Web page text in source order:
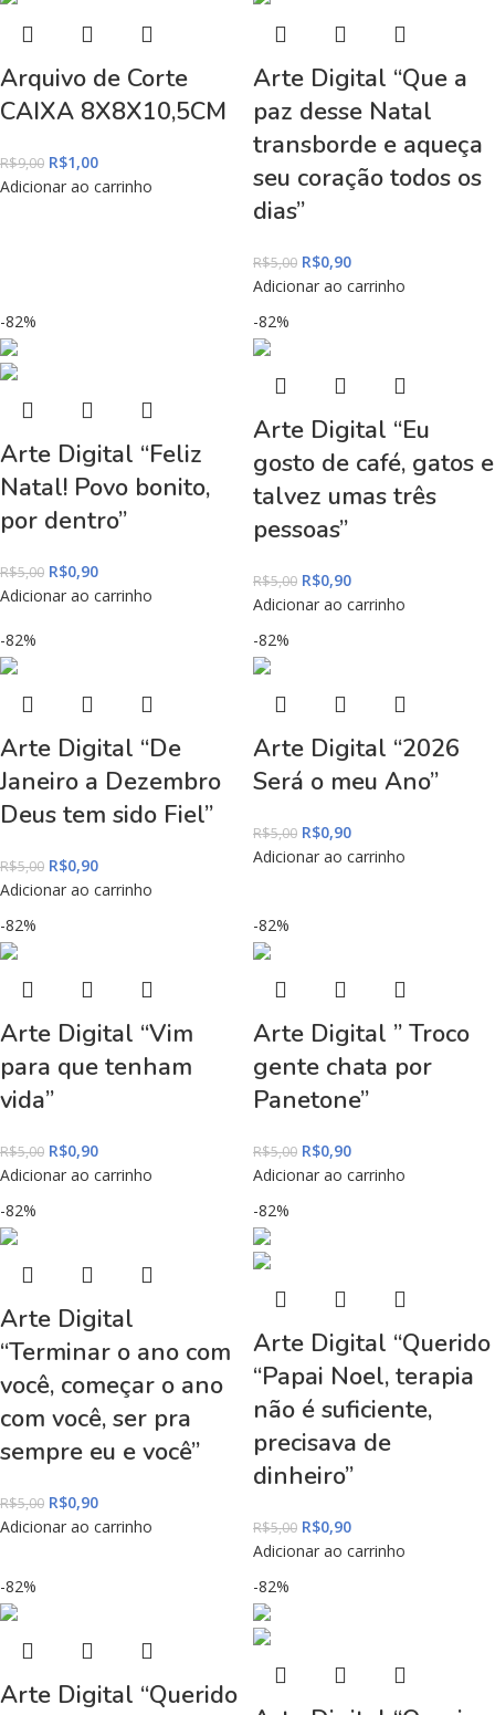
Arquivo de Corte
CAIXA 8X8X10,5CM
R$9,00 R$1,00
Adicionar ao carrinho
Arte Digital “Que a
paz desse Natal
transborde e aqueça
seu coração todos os
dias”
R$5,00 R$0,90
Adicionar ao carrinho
-82%
Arte Digital “Feliz
Natal! Povo bonito,
por dentro”
R$5,00 R$0,90
Adicionar ao carrinho
-82%
Arte Digital “Eu
gosto de café, gatos e
talvez umas três
pessoas”
R$5,00 R$0,90
Adicionar ao carrinho
-82%
Arte Digital “De
Janeiro a Dezembro
Deus tem sido Fiel”
R$5,00 R$0,90
Adicionar ao carrinho
-82%
Arte Digital “2026
Será o meu Ano”
R$5,00 R$0,90
Adicionar ao carrinho
-82%
Arte Digital “Vim
para que tenham
vida”
R$5,00 R$0,90
Adicionar ao carrinho
-82%
Arte Digital ” Troco
gente chata por
Panetone”
R$5,00 R$0,90
Adicionar ao carrinho
-82%
Arte Digital
“Terminar o ano com
você, começar o ano
com você, ser pra
sempre eu e você”
R$5,00 R$0,90
Adicionar ao carrinho
-82%
Arte Digital “Querido
“Papai Noel, terapia
não é suficiente,
precisava de
dinheiro”
R$5,00 R$0,90
Adicionar ao carrinho
-82%
Arte Digital “Querido
-82%